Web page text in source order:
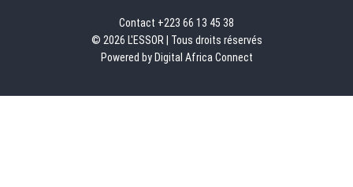
Contact +223 66 13 45 38
© 2026 L'ESSOR | Tous droits réservés
Powered by Digital Africa Connect